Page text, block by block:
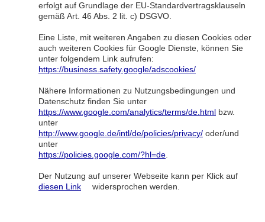
erfolgt auf Grundlage der EU-Standardvertragsklauseln
gemäß Art. 46 Abs. 2 lit. c) DSGVO.
Eine Liste, mit weiteren Angaben zu diesen Cookies oder
auch weiteren Cookies für Google Dienste, können Sie
unter folgendem Link aufrufen:
https://business.safety.google/adscookies/
Nähere Informationen zu Nutzungsbedingungen und
Datenschutz finden Sie unter
https://www.google.com/analytics/terms/de.html bzw.
unter
http://www.google.de/intl/de/policies/privacy/ oder/und
unter
https://policies.google.com/?hl=de
Der Nutzung auf unserer Webseite kann per Klick auf
diesen Link
widersprochen werden.